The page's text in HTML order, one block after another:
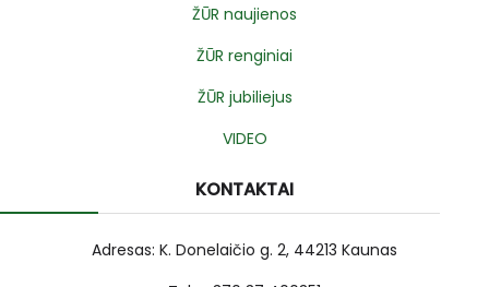
ŽŪR naujienos
ŽŪR renginiai
ŽŪR jubiliejus
VIDEO
KONTAKTAI
Adresas: K. Donelaičio g. 2, 44213 Kaunas